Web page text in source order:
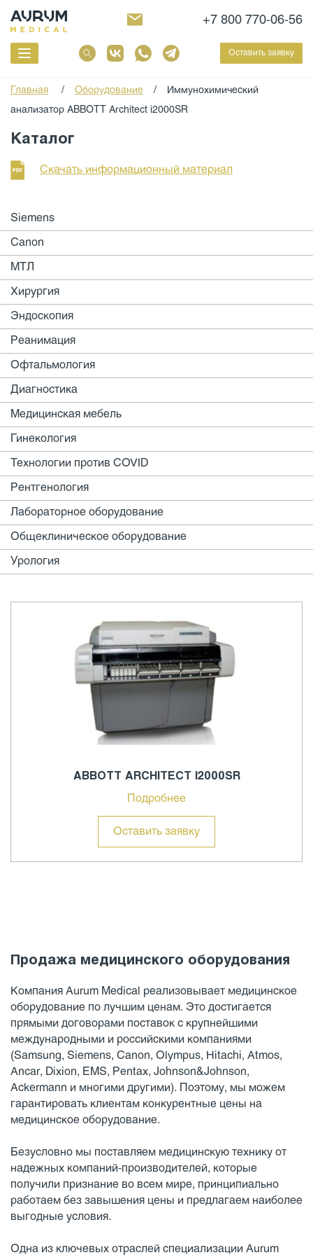
+7 800 770-06-56
Оставить заявку
Главная / Оборудование / Иммунохимический
анализатор ABBOTT Architect i2000SR
Каталог
Скачать информационный материал
Siemens
Canon
МТЛ
Хирургия
Эндоскопия
Реанимация
Офтальмология
Диагностика
Медицинская мебель
Гинекология
Технологии против COVID
Рентгенология
Лабораторное оборудование
Общеклиническое оборудование
Урология
ABBOTT ARCHITECT I2000SR
Подробнее
Оставить заявку
Продажа медицинского оборудования
Компания Aurum Medical реализовывает медицинское
оборудование по лучшим ценам. Это достигается
прямыми договорами поставок с крупнейшими
международными и российскими компаниями
(Samsung, Siemens, Canon, Olympus, Hitachi, Atmos,
Ancar, Dixion, EMS, Pentax, Johnson&Johnson,
Ackermann и многими другими). Поэтому, мы можем
гарантировать клиентам конкурентные цены на
медицинское оборудование.
Безусловно мы поставляем медицинскую технику от
надежных компаний-производителей, которые
получили признание во всем мире, принципиально
работаем без завышения цены и предлагаем наиболее
выгодные условия.
Одна из ключевых отраслей специализации Aurum